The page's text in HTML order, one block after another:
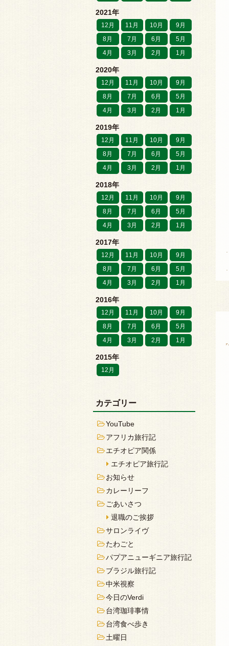
2021年
12月 11月 10月
9月
8月
7月 6月
5月
4月
3月 2月 1月
2020年
12月 11月 10月
9月
8月
7月 6月
5月
4月
3月 2月 1月
2019年
12月 11月 10月
9月
8月
7月 6月
5月
4月
3月 2月 1月
2018年
12月 11月 10月
9月
8月
7月 6月
5月
4月
3月 2月 1月
2017年
12月 11月 10月
9月
8月
7月 6月
5月
4月
3月 2月 1月
2016年
12月 11月 10月
9月
8月
7月 6月
5月
4月
3月 2月 1月
2015年
12月
カテゴリー
YouTube
アフリカ旅行記
エチオピア関係
エチオピア旅行記
お知らせ
カレーリーフ
ごあいさつ
退職のご挨拶
サロンライヴ
たわごと
パプアニューギニア旅行記
ブラジル旅行記
中米視察
今日のVerdi
台湾珈琲事情
台湾食べ歩き
土曜日